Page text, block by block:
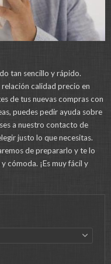
tan sencillo y rápido.
calidad precio en
de tus nuevas compras con
puedes pedir ayuda sobre
a nuestro contacto de
justo lo que necesitas.
de prepararlo y te lo
cómoda. ¡Es muy fácil y